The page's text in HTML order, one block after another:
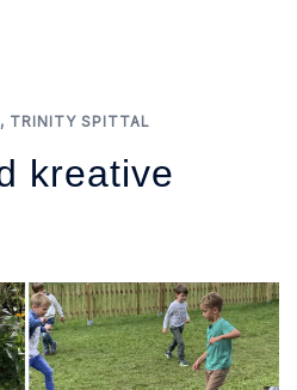
, TRINITY SPITTAL
kreative